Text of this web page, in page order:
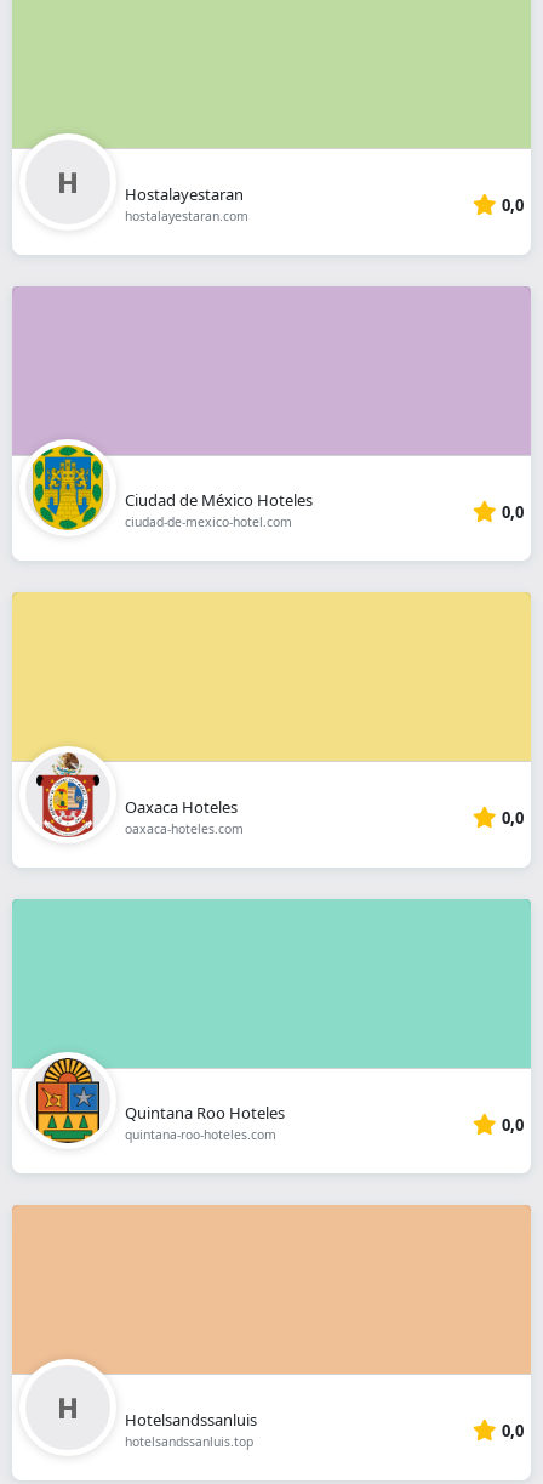
Hostalayestaran
hostalayestaran.com 0,0
Ciudad de México Hoteles
ciudad-de-mexico-hotel.com 0,0
Oaxaca Hoteles
oaxaca-hoteles.com 0,0
Quintana Roo Hoteles
quintana-roo-hoteles.com 0,0
Hotelsandssanluis
hotelsandssanluis.top 0,0